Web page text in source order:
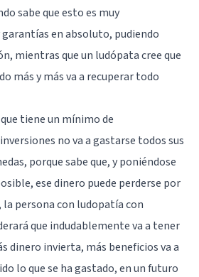
sabe que esto es muy
en absoluto, pudiendo
mientras que un ludópata cree que
más y más va a recuperar todo
tiene un mínimo de
no va a gastarse todos sus
porque sabe que, y poniéndose
ese dinero puede perderse por
persona con ludopatía con
que indudablemente va a tener
dinero invierta, más beneficios va a
lo que se ha gastado, en un futuro